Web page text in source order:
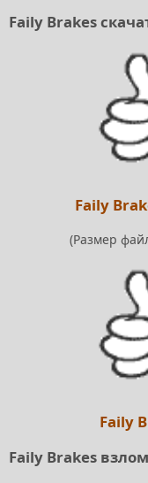
Faily Brakes
Faily
(Размер
Faily
Faily Brakes